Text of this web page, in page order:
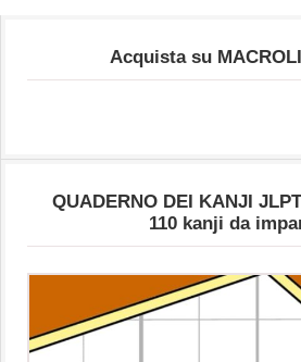
Acquista su
QUADERNO DEI KANJI
110 kanji da